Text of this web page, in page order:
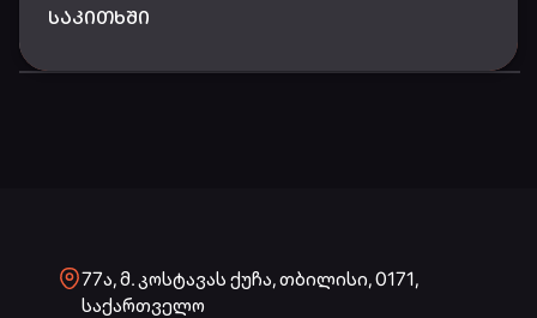
ᲡᲐᲙᲘᲗᲮᲨᲘ
77ა, მ. კოსტავას ქუჩა, თბილისი, 0171,
საქართველო